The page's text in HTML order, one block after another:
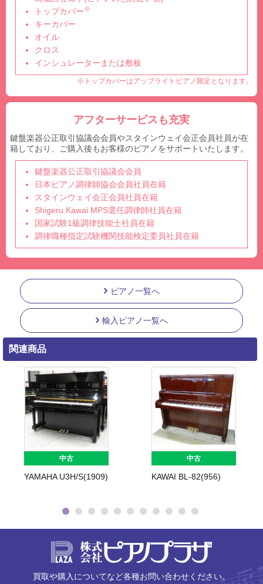
トップカバー※
キーカバー
オイル
クロス
インシュレーターまたは敷板
※トップカバーはアップライトピアノ限定となります。
アフターサービスも充実
鍵盤楽器公正取引協議会会員やスタインウェイ会正会員社員が在
籍しており、ご購入後もお客様のピアノをサポートいたします。
鍵盤楽器公正取引協議会会員
日本ピアノ調律師協会会員社員在籍
スタインウェイ会正会員社員在籍
Shigeru Kawai MPS選任調律師社員在籍
国家試験1級調律技能士社員在籍
調律職種指定試験機関技能検定委員社員在籍
ピアノ一覧へ
輸入ピアノ一覧へ
関連商品
中古
YAMAHA U3H/S(1909)
中古
KAWAI BL-82(956)
買取や購入についてなど各種お問い合わせください。